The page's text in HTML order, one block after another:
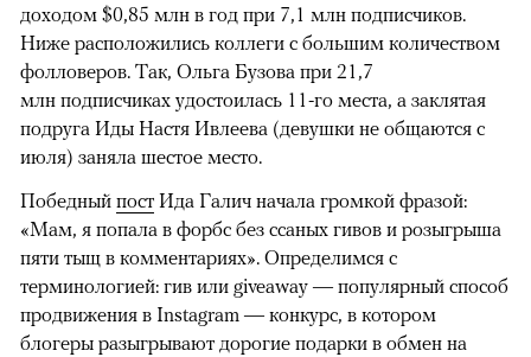
доходом $0,85 млн в год при 7,1 млн подписчиков.
Ниже расположились коллеги с большим количеством
фолловеров. Так, Ольга Бузова при 21,7
млн подписчиках удостоилась 11-го места, а заклятая
подруга Иды Настя Ивлеева (девушки не общаются с
июля) заняла шестое место.
Победный пост Ида Галич начала громкой фразой:
«Мам, я попала в форбс без ссаных гивов и розыгрыша
пяти тыщ в комментариях». Определимся с
терминологией: гив или giveaway — популярный способ
продвижения в Instagram — конкурс, в котором
блогеры разыгрывают дорогие подарки в обмен на